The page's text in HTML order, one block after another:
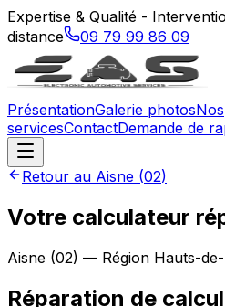
Expertise & Qualité -
distance
09 79 99 86 09
PrésentationGalerie photosNos
servicesContactDemande de
Retour au Aisne (02)
Votre calculateur
Aisne (02) — Région Hauts-
Réparation de